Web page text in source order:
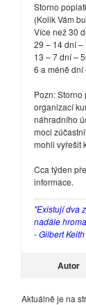
Storno
(Kolik Vám
Více než 30
29 – 14 dní –
13 – 7 dní –
6 a méně dní
Pozn:
organizací
náhradního
moci
mohli vyřešit
Cca týden
informace.
"Existují dva
nadále
- Gilbert
Autor
Aktuálně je na